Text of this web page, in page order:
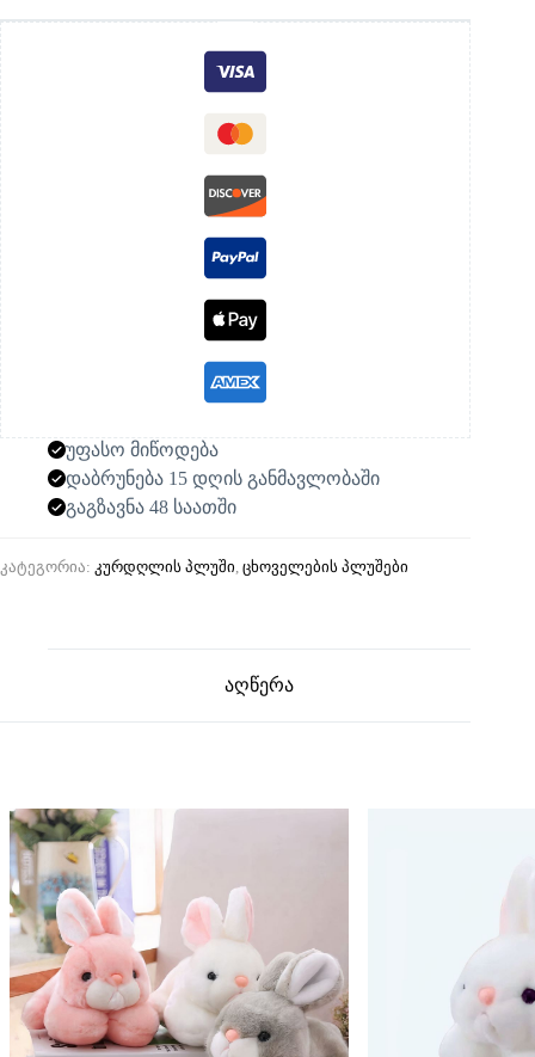
უფასო მიწოდება
დაბრუნება 15 დღის განმავლობაში
გაგზავნა 48 საათში
კატეგორია: კურდღლის პლუში ცხოველების პლუშები
აღწერა